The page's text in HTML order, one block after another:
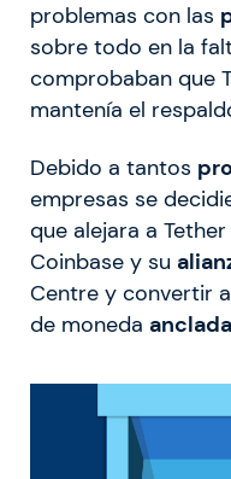
problemas con las
sobre todo en la
comprobaban que
mantenía el
Debido a tantos
empresas se
que alejara a
Coinbase y su
Centre y convertir
de moneda anclada